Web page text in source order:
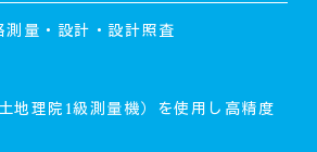
測量・設計・設計照査
理院1級測量機）を使用し高精度